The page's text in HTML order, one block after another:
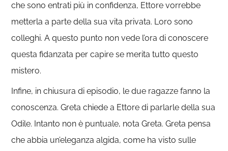
che sono entrati più in confidenza, Ettore vorrebbe
metterla a parte della sua vita privata. Loro sono
colleghi. A questo punto non vede l’ora di conoscere
questa fidanzata per capire se merita tutto questo
mistero.
Infine, in chiusura di episodio, le due ragazze fanno la
conoscenza. Greta chiede a Ettore di parlarle della sua
Odile. Intanto non è puntuale, nota Greta. Greta pensa
che abbia un’eleganza algida, come ha visto sulle